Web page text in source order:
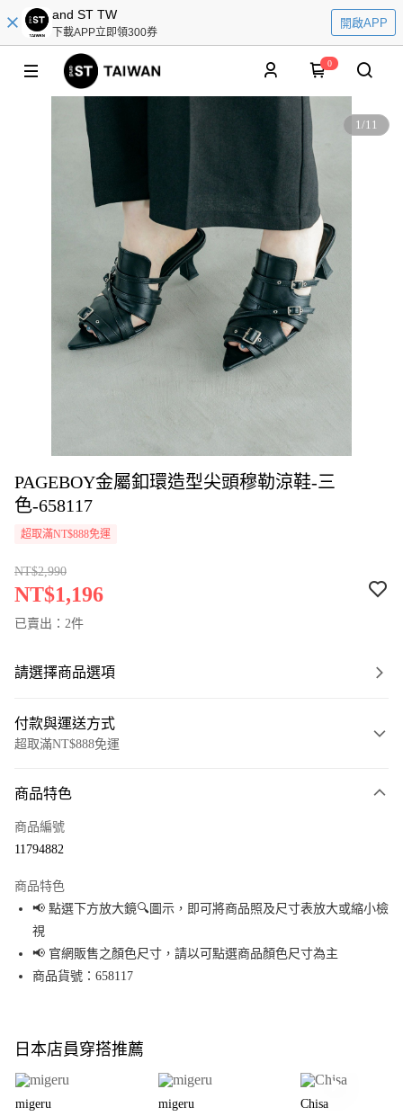
and ST TW
下載APP立即領300券
開啟APP
0
1/11
PAGEBOY金屬釦環造型尖頭穆勒涼鞋-三
色-658117
超取滿NT$888免運
NT$2,990
NT$1,196
已賣出：2件
請選擇商品選項
付款與運送方式
超取滿NT$888免運
信用卡一次付款
Apple Pay
街口支付
悠遊付
全盈+PAY
大哥付你分期
【大哥付你分期使用說明】
商品特色
商品編號
11794882
商品特色
📢 點選下方放大鏡🔍圖示，即可將商品照及尺寸表放大或縮小檢
視
📢 官網販售之顏色尺寸，請以可點選商品顏色尺寸為主
商品貨號：658117
日本店員穿搭推薦
migeru migeru Chisa